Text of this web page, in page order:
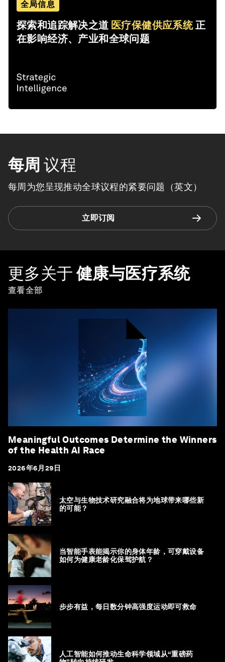
全局信息
探索和追踪解决之道 医疗保健供应系统正
在影响经济、产业和全球问题
每周 议程
每周为您呈现推动全球议程的紧要问题（英文）
立即订阅
更多关于 健康与医疗系统
查看全部
Meaningful Outcomes Determine the Winners
of the Health AI Race
2026年6月29日
太空与生物技术研究融合将为地球带来哪些新
的可能？
当智能手表能揭示你的身体年龄，可穿戴设备
如何为健康老龄化保驾护航？
步步有益，每日数分钟高强度运动即可救命
人工智能如何推动生命科学领域从“重磅药